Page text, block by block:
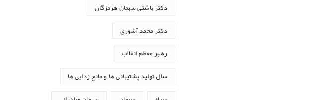
دکتر باشتی سیمان هرمزگان
دکتر محمد آشوری
رهبر معظم انقلاب
سال تولید پشتیبانی ها و مانع زدایی ها